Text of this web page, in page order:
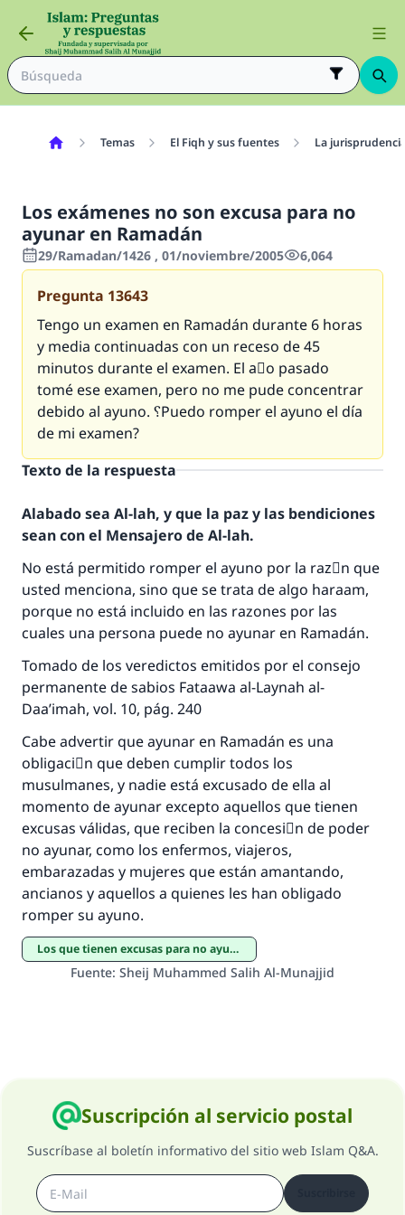
Temas El Fiqh y sus fuentes La
Los exámenes no son excusa para no
ayunar en Ramadán
29/Ramadan/1426 , 01/noviembre/2005 6,064
Pregunta 13643
Tengo un examen en Ramadán durante 6 horas
y media continuadas con un receso de 45
minutos durante el examen. El aٌo pasado
tomé ese examen, pero no me pude concentrar
debido al ayuno. ؟Puedo romper el ayuno el día
de mi examen?
Texto de la respuesta
Alabado sea Al-lah, y que la paz y las bendiciones
sean con el Mensajero de Al-lah.
No está permitido romper el ayuno por la razَn que
usted menciona, sino que se trata de algo haraam,
porque no está incluido en las razones por las
cuales una persona puede no ayunar en Ramadán.
Tomado de los veredictos emitidos por el consejo
permanente de sabios Fataawa al-Laynah al-
Daa’imah, vol. 10, pág. 240
Cabe advertir que ayunar en Ramadán es una
obligaciَn que deben cumplir todos los
musulmanes, y nadie está excusado de ella al
momento de ayunar excepto aquellos que tienen
excusas válidas, que reciben la concesiَn de poder
no ayunar, como los enfermos, viajeros,
embarazadas y mujeres que están amantando,
ancianos y aquellos a quienes les han obligado
romper su ayuno.
Los que tienen excusas para no ayunar
Fuente: Sheij Muhammed Salih Al-Munajjid
Suscripción al servicio postal
Suscríbase al boletín informativo del sitio web Islam Q&A.
La respuesta no. 110845 salvó un
matrimonio.
IslamQA.
Profeta ﷺ dijo:
"Una persona que orienta a otros a hacer el
bien obtendrá la misma recompensa que
aquellos que lo realicen."
(MUSLIM, 1893)
Contribuir